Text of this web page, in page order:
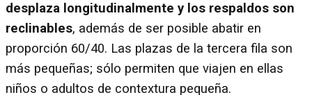
desplaza longitudinalmente y los respaldos son
reclinables, además de ser posible abatir en
proporción 60/40. Las plazas de la tercera fila son
más pequeñas; sólo permiten que viajen en ellas
niños o adultos de contextura pequeña.